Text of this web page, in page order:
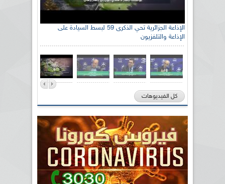
الإذاعة الجزائرية تحي الذكرى 59 لبسط السيادة على
الإذاعة والتلفزيون
كل الفيديوهات